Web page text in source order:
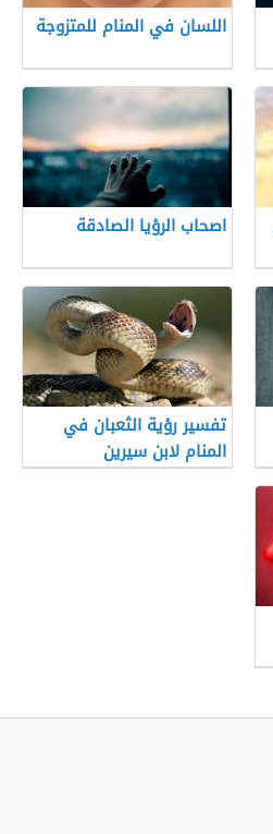
اللسان في المنام للمتزوجة
اصحاب الرؤيا الصادقة
تفسير رؤية الثعبان في
المنام لابن سيرين